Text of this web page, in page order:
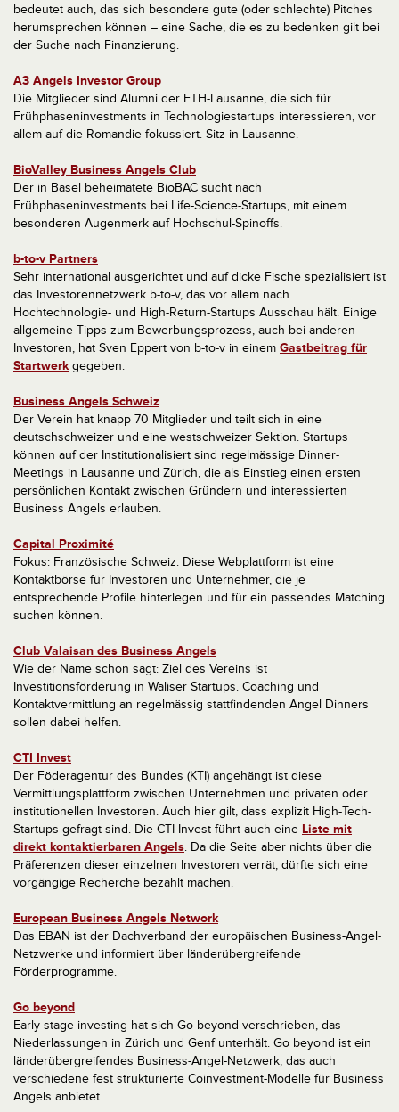
bedeutet auch, das sich besondere gute (oder schlechte) Pitches
herumsprechen können – eine Sache, die es zu bedenken gilt bei
der Suche nach Finanzierung.
A3 Angels Investor Group
Die Mitglieder sind Alumni der ETH-Lausanne, die sich für
Frühphaseninvestments in Technologiestartups interessieren, vor
allem auf die Romandie fokussiert. Sitz in Lausanne.
BioValley Business Angels Club
Der in Basel beheimatete BioBAC sucht nach
Frühphaseninvestments bei Life-Science-Startups, mit einem
besonderen Augenmerk auf Hochschul-Spinoffs.
b-to-v Partners
Sehr international ausgerichtet und auf dicke Fische spezialisiert ist
das Investorennetzwerk b-to-v, das vor allem nach
Hochtechnologie- und High-Return-Startups Ausschau hält. Einige
allgemeine Tipps zum Bewerbungsprozess, auch bei anderen
Investoren, hat Sven Eppert von b-to-v in einem Gastbeitrag für
Startwerkgegeben.
Business Angels Schweiz
Der Verein hat knapp 70 Mitglieder und teilt sich in eine
deutschschweizer und eine westschweizer Sektion. Startups
können auf der Institutionalisiert sind regelmässige Dinner-
Meetings in Lausanne und Zürich, die als Einstieg einen ersten
persönlichen Kontakt zwischen Gründern und interessierten
Business Angels erlauben.
Capital Proximité
Fokus: Französische Schweiz. Diese Webplattform ist eine
Kontaktbörse für Investoren und Unternehmer, die je
entsprechende Profile hinterlegen und für ein passendes Matching
suchen können.
Club Valaisan des Business Angels
Wie der Name schon sagt: Ziel des Vereins ist
Investitionsförderung in Waliser Startups. Coaching und
Kontaktvermittlung an regelmässig stattfindenden Angel Dinners
sollen dabei helfen.
CTI Invest
Der Föderagentur des Bundes (KTI) angehängt ist diese
Vermittlungsplattform zwischen Unternehmen und privaten oder
institutionellen Investoren. Auch hier gilt, dass explizit High-Tech-
Startups gefragt sind. Die CTI Invest führt auch eine Liste mit
direkt kontaktierbaren Angels. Da die Seite aber nichts über die
Präferenzen dieser einzelnen Investoren verrät, dürfte sich eine
vorgängige Recherche bezahlt machen.
European Business Angels Network
Das EBAN ist der Dachverband der europäischen Business-Angel-
Netzwerke und informiert über länderübergreifende
Förderprogramme.
Go beyond
Early stage investing hat sich Go beyond verschrieben, das
Niederlassungen in Zürich und Genf unterhält. Go beyond ist ein
länderübergreifendes Business-Angel-Netzwerk, das auch
verschiedene fest strukturierte Coinvestment-Modelle für Business
Angels anbietet.